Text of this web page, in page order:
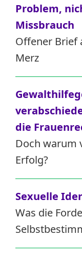
Problem,
Missbrauch
Offener Brief
Merz
die
Doch warum
Erfolg?
Sexuelle
Was die